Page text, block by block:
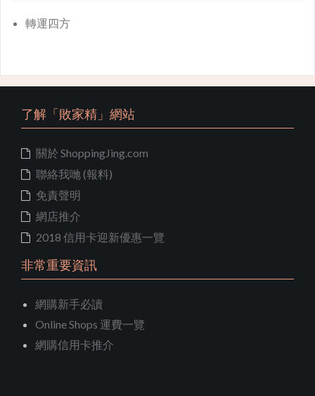
轉運四方
了解「敗家精」網站
關於 ShoppingJing.com
聯絡我哋 (報料)
免責聲明
網店推介
2018 信用卡迎新優惠一覽
非常重要資訊
網購新手必讀
Online Shops 運費一覽
網購信用卡推介